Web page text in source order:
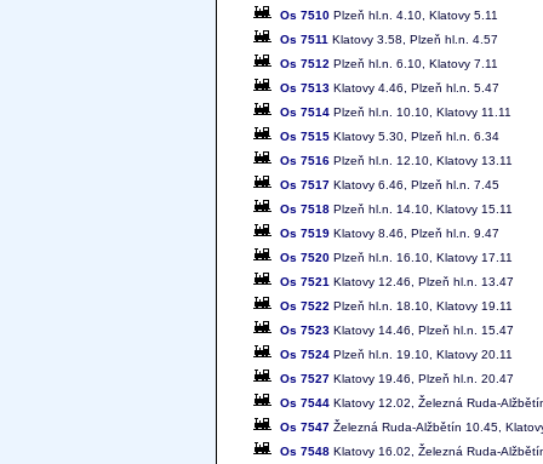
Os 7510 Plzeň hl.n. 4.10, Klatovy 5.11
Os 7511 Klatovy 3.58, Plzeň hl.n. 4.57
Os 7512 Plzeň hl.n. 6.10, Klatovy 7.11
Os 7513 Klatovy 4.46, Plzeň hl.n. 5.47
Os 7514 Plzeň hl.n. 10.10, Klatovy 11.11
Os 7515 Klatovy 5.30, Plzeň hl.n. 6.34
Os 7516 Plzeň hl.n. 12.10, Klatovy 13.11
Os 7517 Klatovy 6.46, Plzeň hl.n. 7.45
Os 7518 Plzeň hl.n. 14.10, Klatovy 15.11
Os 7519 Klatovy 8.46, Plzeň hl.n. 9.47
Os 7520 Plzeň hl.n. 16.10, Klatovy 17.11
Os 7521 Klatovy 12.46, Plzeň hl.n. 13.47
Os 7522 Plzeň hl.n. 18.10, Klatovy 19.11
Os 7523 Klatovy 14.46, Plzeň hl.n. 15.47
Os 7524 Plzeň hl.n. 19.10, Klatovy 20.11
Os 7527 Klatovy 19.46, Plzeň hl.n. 20.47
Os 7544 Klatovy 12.02, Železná Ruda-
Os 7547 Železná Ruda-Alžbětín 10.45,
Os 7548 Klatovy 16.02, Železná Ruda-